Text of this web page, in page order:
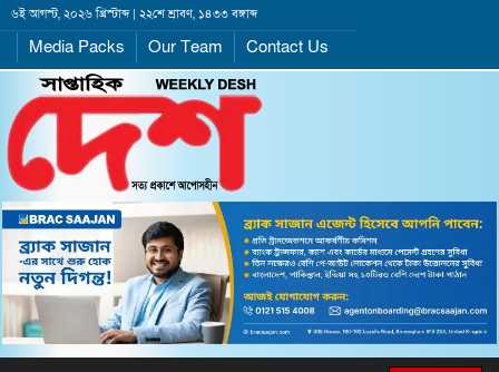
৬ই আগস্ট, ২০২৬ খ্রিস্টাব্দ | ২২শে শ্রাবণ, ১৪৩৩ বঙ্গাব্দ
Media Packs Our Team Contact Us